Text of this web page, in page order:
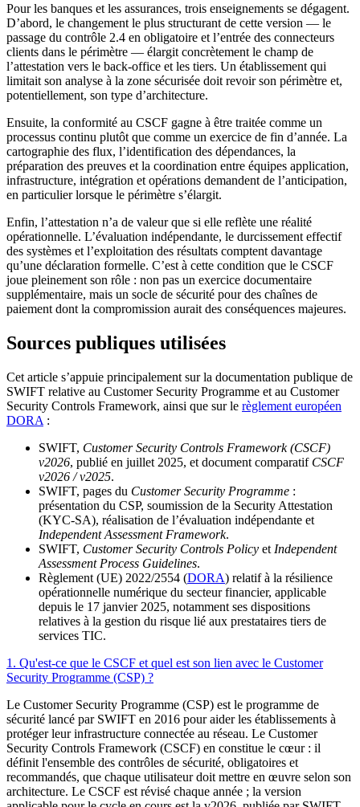
Pour les banques et les assurances, trois enseignements se dégagent.
D’abord, le changement le plus structurant de cette version — le
passage du contrôle 2.4 en obligatoire et l’entrée des connecteurs
clients dans le périmètre — élargit concrètement le champ de
l’attestation vers le back-office et les tiers. Un établissement qui
limitait son analyse à la zone sécurisée doit revoir son périmètre et,
potentiellement, son type d’architecture.
Ensuite, la conformité au CSCF gagne à être traitée comme un
processus continu plutôt que comme un exercice de fin d’année. La
cartographie des flux, l’identification des dépendances, la
préparation des preuves et la coordination entre équipes application,
infrastructure, intégration et opérations demandent de l’anticipation,
en particulier lorsque le périmètre s’élargit.
Enfin, l’attestation n’a de valeur que si elle reflète une réalité
opérationnelle. L’évaluation indépendante, le durcissement effectif
des systèmes et l’exploitation des résultats comptent davantage
qu’une déclaration formelle. C’est à cette condition que le CSCF
joue pleinement son rôle : non pas un exercice documentaire
supplémentaire, mais un socle de sécurité pour des chaînes de
paiement dont la compromission aurait des conséquences majeures.
Sources publiques utilisées
Cet article s’appuie principalement sur la documentation publique de
SWIFT relative au Customer Security Programme et au Customer
Security Controls Framework, ainsi que sur le règlement européen
DORA :
SWIFT, Customer Security Controls Framework (CSCF)
v2026, publié en juillet 2025, et document comparatif CSCF
v2026 / v2025.
SWIFT, pages du Customer Security Programme :
présentation du CSP, soumission de la Security Attestation
(KYC-SA), réalisation de l’évaluation indépendante et
Independent Assessment Framework.
SWIFT, Customer Security Controls Policy et Independent
Assessment Process Guidelines.
Règlement (UE) 2022/2554 (DORA) relatif à la résilience
opérationnelle numérique du secteur financier, applicable
depuis le 17 janvier 2025, notamment ses dispositions
relatives à la gestion du risque lié aux prestataires tiers de
services TIC.
1. Qu'est-ce que le CSCF et quel est son lien avec le Customer
Security Programme (CSP) ?
Le Customer Security Programme (CSP) est le programme de
sécurité lancé par SWIFT en 2016 pour aider les établissements à
protéger leur infrastructure connectée au réseau. Le Customer
Security Controls Framework (CSCF) en constitue le cœur : il
définit l'ensemble des contrôles de sécurité, obligatoires et
recommandés, que chaque utilisateur doit mettre en œuvre selon son
architecture. Le CSCF est révisé chaque année ; la version